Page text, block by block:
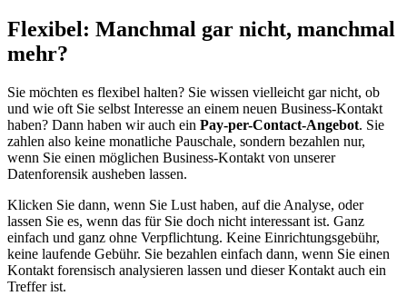
Flexibel: Manchmal gar nicht, manchmal
mehr?
Sie möchten es flexibel halten? Sie wissen vielleicht gar nicht, ob
und wie oft Sie selbst Interesse an einem neuen Business-Kontakt
haben? Dann haben wir auch ein Pay-per-Contact-Angebot. Sie
zahlen also keine monatliche Pauschale, sondern bezahlen nur,
wenn Sie einen möglichen Business-Kontakt von unserer
Datenforensik ausheben lassen.
Klicken Sie dann, wenn Sie Lust haben, auf die Analyse, oder
lassen Sie es, wenn das für Sie doch nicht interessant ist. Ganz
einfach und ganz ohne Verpflichtung. Keine Einrichtungsgebühr,
keine laufende Gebühr. Sie bezahlen einfach dann, wenn Sie einen
Kontakt forensisch analysieren lassen und dieser Kontakt auch ein
Treffer ist.